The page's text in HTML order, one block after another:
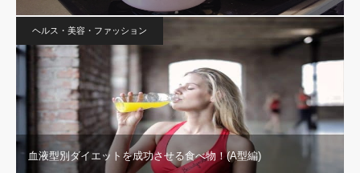
ヘルス・美容・ファッション
血液型別ダイエットを成功させる食べ物！(A型編)